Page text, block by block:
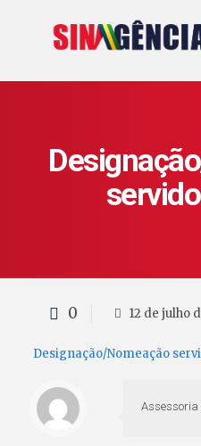
0 12 de julho
Designação/Nomeação
Assessoria